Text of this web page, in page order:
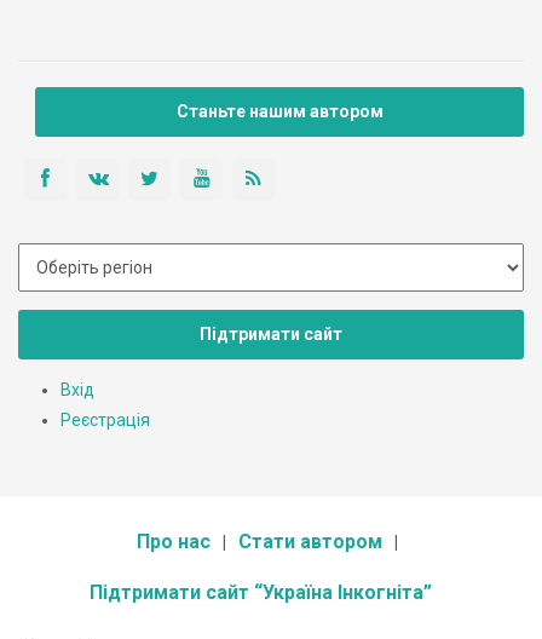
Станьте нашим автором
Підтримати сайт
Вхід
Реєстрація
Про нас Стати автором
Підтримати сайт “Україна Інкогніта”